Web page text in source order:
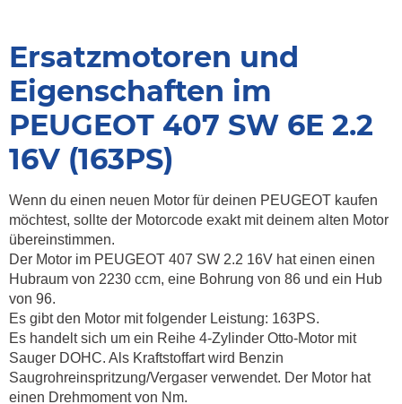
Ersatzmotoren und
Eigenschaften im
PEUGEOT 407 SW 6E 2.2
16V (163PS)
Wenn du einen neuen Motor für deinen PEUGEOT kaufen
möchtest, sollte der Motorcode exakt mit deinem alten Motor
übereinstimmen.
Der Motor im PEUGEOT 407 SW 2.2 16V hat einen einen
Hubraum von 2230 ccm, eine Bohrung von 86 und ein Hub
von 96.
Es gibt den Motor mit folgender Leistung: 163PS.
Es handelt sich um ein Reihe 4-Zylinder Otto-Motor mit
Sauger DOHC. Als Kraftstoffart wird Benzin
Saugrohreinspritzung/Vergaser verwendet. Der Motor hat
einen Drehmoment von Nm.